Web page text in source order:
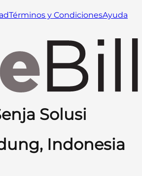
Términos y CondicionesAyuda
Solusi
Indonesia